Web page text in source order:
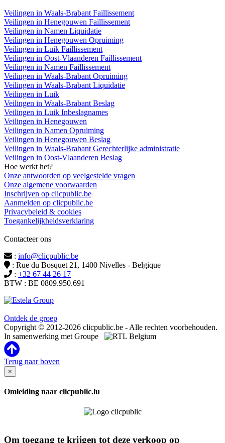
Veilingen in Waals-Brabant Faillissement
Veilingen in Henegouwen Faillissement
Veilingen in Namen Liquidatie
Veilingen in Henegouwen Opruiming
Veilingen in Luik Faillissement
Veilingen in Oost-Vlaanderen Faillissement
Veilingen in Namen Faillissement
Veilingen in Waals-Brabant Opruiming
Veilingen in Waals-Brabant Liquidatie
Veilingen in Luik
Veilingen in Waals-Brabant Beslag
Veilingen in Luik Inbeslagnames
Veilingen in Henegouwen
Veilingen in Namen Opruiming
Veilingen in Henegouwen Beslag
Veilingen in Waals-Brabant Gerechterlijke administratie
Veilingen in Oost-Vlaanderen Beslag
Hoe werkt het?
Onze antwoorden op veelgestelde vragen
Onze algemene voorwaarden
Inschrijven op clicpublic.be
Aanmelden op clicpublic.be
Privacybeleid & cookies
Toegankelijkheidsverklaring
Contacteer ons
: info@clicpublic.be
: Rue du Bosquet 21, 1400 Nivelles - Belgique
: +32 67 44 26 17
BTW : BE 0809.950.691
Ontdek de groep
Copyright © 2012-2026 clicpublic.be - Alle rechten voorbehouden.
In samenwerking met Groupe
Terug naar boven
×
Omleiding naar clicpublic.lu
Om toegang te krijgen tot deze verkoop op